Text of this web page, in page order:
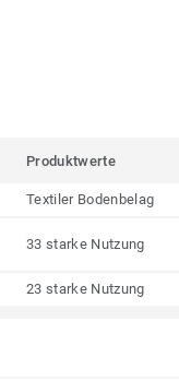
Produktwerte
Textiler Bodenbelag
33 starke Nutzung
23 starke Nutzung